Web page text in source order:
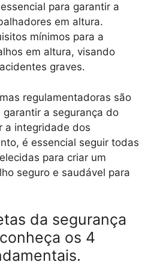
para garantir a
em altura.
mínimos para a
em altura, visando
graves.
regulamentadoras são
a segurança do
a integridade dos
é essencial seguir todas
para criar um
seguro e saudável para
da segurança
os 4